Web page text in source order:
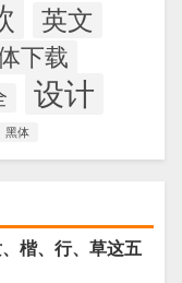
英文
下载
设计
黑体
楷、行、草这五